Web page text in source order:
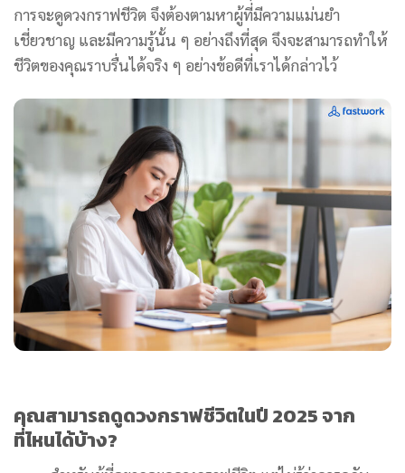
การจะดูดวงกราฟชีวิต จึงต้องตามหาผู้ที่มีความแม่นยำ
เชี่ยวชาญ และมีความรู้นั้น ๆ อย่างถึงที่สุด จึงจะสามารถทำให้
ชีวิตของคุณราบรื่นได้จริง ๆ อย่างข้อดีที่เราได้กล่าวไว้
คุณสามารถดูดวงกราฟชีวิตในปี 2025 จาก
ที่ไหนได้บ้าง?